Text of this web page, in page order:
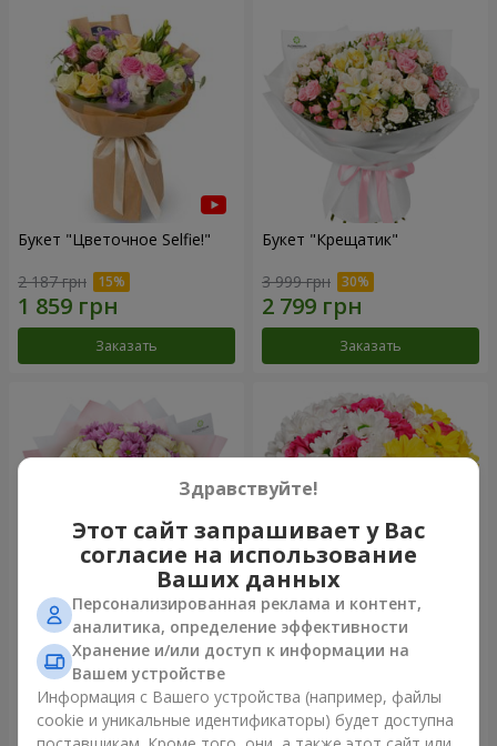
Букет "Цветочное Selfie!"
2 187 грн
Заказать
Букет "Крещатик"
3 999 грн
Заказать
Букет "Дежавю"
2 540 грн
Заказать
Цветы в коробке "Мое
сердце"
Заказать
Здравствуйте!
Этот сайт запрашивает у Вас
согласие на использование
Ваших данных
Персонализированная реклама и контент,
аналитика, определение эффективности
Хранение и/или доступ к информации на
Вашем устройстве
Информация с Вашего устройства (например, файлы
cookie и уникальные идентификаторы) будет доступна